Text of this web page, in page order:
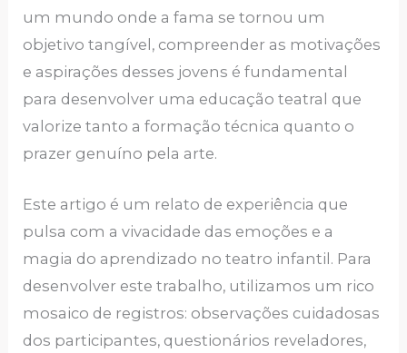
um mundo onde a fama se tornou um
objetivo tangível, compreender as motivações
e aspirações desses jovens é fundamental
para desenvolver uma educação teatral que
valorize tanto a formação técnica quanto o
prazer genuíno pela arte.
Este artigo é um relato de experiência que
pulsa com a vivacidade das emoções e a
magia do aprendizado no teatro infantil. Para
desenvolver este trabalho, utilizamos um rico
mosaico de registros: observações cuidadosas
dos participantes, questionários reveladores,